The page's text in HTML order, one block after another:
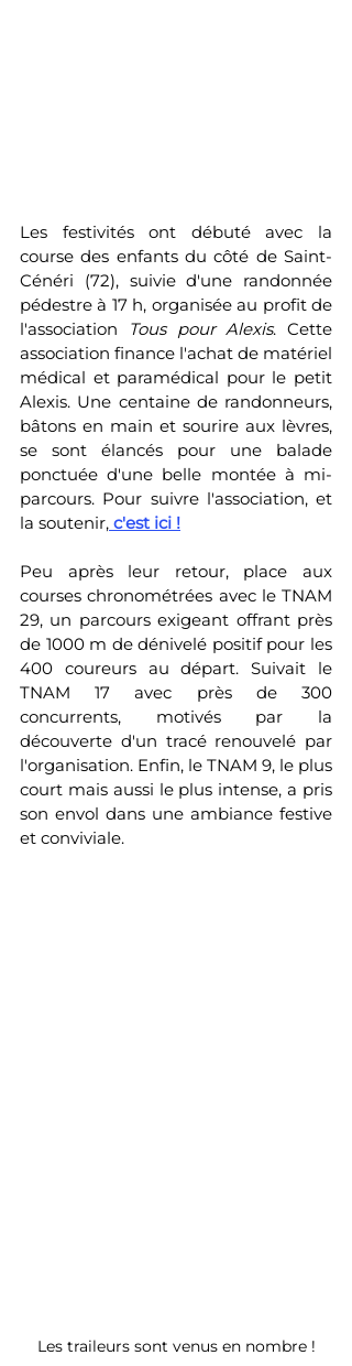
Les festivités ont débuté avec la
course des enfants du côté de Saint-
Cénéri (72), suivie d'une randonnée
pédestre à 17 h, organisée au profit de
l'association
Tous pour Alexis. Cette
association finance l'achat de matériel
médical et paramédical pour le petit
Alexis. Une centaine de randonneurs,
bâtons en main et sourire aux lèvres,
se sont élancés pour une balade
ponctuée d'une belle montée à mi-
parcours. Pour suivre l'association, et
la soutenir, c'est ici !
Peu après leur retour, place aux
courses chronométrées avec le TNAM
29, un parcours exigeant offrant près
de 1000 m de dénivelé positif pour les
400 coureurs au départ. Suivait le
TNAM 17 avec près de 300
concurrents, motivés par la
découverte d'un tracé renouvelé par
l'organisation. Enfin, le TNAM 9, le plus
court mais aussi le plus intense, a pris
son envol dans une ambiance festive
et conviviale.
Les traileurs sont venus en nombre !